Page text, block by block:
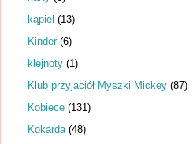
kąpiel (13)
Kinder (6)
klejnoty (1)
Klub przyjaciół Myszki Mickey (87)
Kobiece (131)
Kokarda (48)